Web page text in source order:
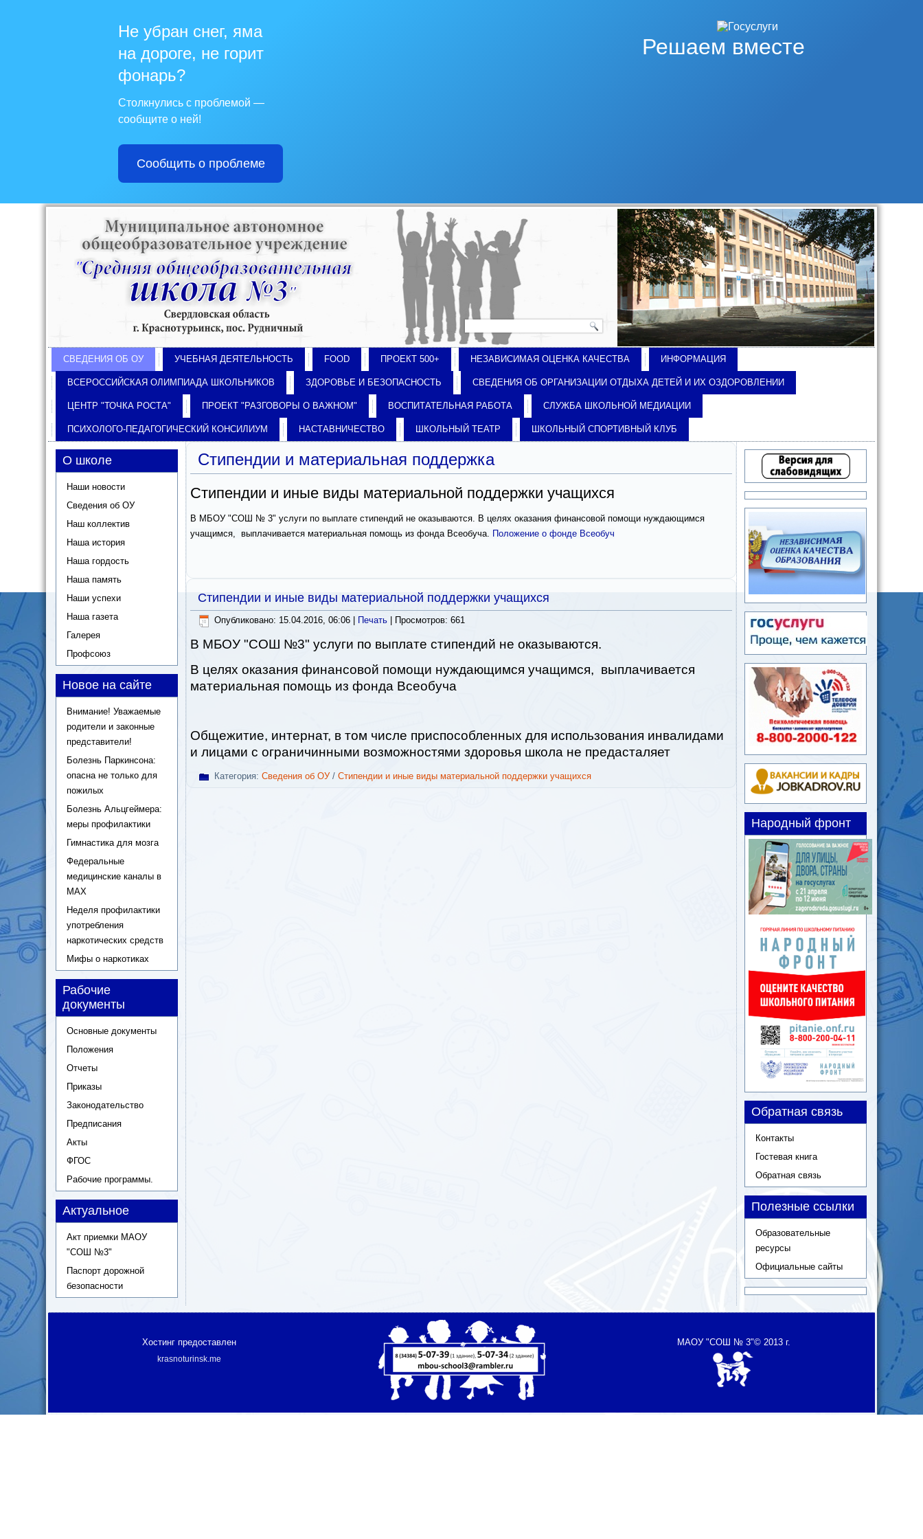
Решаем вместе
Не убран снег, яма
на дороге, не горит
фонарь?
Столкнулись с проблемой —
сообщите о ней!
Сообщить о проблеме
СВЕДЕНИЯ ОБ ОУ УЧЕБНАЯ ДЕЯТЕЛЬНОСТЬ FOOD ПРОЕКТ 500+ НЕЗАВИСИМАЯ ОЦЕНКА КАЧЕСТВА ИНФОРМАЦИЯ
ВСЕРОССИЙСКАЯ ОЛИМПИАДА ШКОЛЬНИКОВ ЗДОРОВЬЕ И БЕЗОПАСНОСТЬ СВЕДЕНИЯ ОБ ОРГАНИЗАЦИИ ОТДЫХА ДЕТЕЙ И ИХ ОЗДОРОВЛЕНИИ
ЦЕНТР "ТОЧКА РОСТА" ПРОЕКТ "РАЗГОВОРЫ О ВАЖНОМ" ВОСПИТАТЕЛЬНАЯ РАБОТА СЛУЖБА ШКОЛЬНОЙ МЕДИАЦИИ
ПСИХОЛОГО-ПЕДАГОГИЧЕСКИЙ КОНСИЛИУМ НАСТАВНИЧЕСТВО ШКОЛЬНЫЙ ТЕАТР ШКОЛЬНЫЙ СПОРТИВНЫЙ КЛУБ
О школе
Наши новости
Сведения об ОУ
Наш коллектив
Наша история
Наша гордость
Наша память
Наши успехи
Наша газета
Галерея
Профсоюз
Новое на сайте
Внимание! Уважаемые
родители и законные
представители!
Болезнь Паркинсона:
опасна не только для
пожилых
Болезнь Альцгеймера:
меры профилактики
Гимнастика для мозга
Федеральные
медицинские каналы в
МАХ
Неделя профилактики
употребления
наркотических средств
Мифы о наркотиках
Рабочие
документы
Основные документы
Положения
Отчеты
Приказы
Законодательство
Предписания
Акты
ФГОС
Рабочие программы.
Актуальное
Акт приемки МАОУ
"СОШ №3"
Паспорт дорожной
безопасности
Стипендии и материальная поддержка
Стипендии и иные виды материальной поддержки учащихся
В МБОУ "СОШ № 3" услуги по выплате стипендий не оказываются. В целях оказания финансовой помощи нуждающимся
учащимся, выплачивается материальная помощь из фонда Всеобуча. Положение о фонде Всеобуч
Стипендии и иные виды материальной поддержки учащихся
Опубликовано: 15.04.2016, 06:06 Печать | Просмотров: 661
В МБОУ "СОШ №3" услуги по выплате стипендий не оказываются.
В целях оказания финансовой помощи нуждающимся учащимся, выплачивается
материальная помощь из фонда Всеобуча
Общежитие, интернат, в том числе приспособленных для использования инвалидами
и лицами с ограничинными возможностями здоровья школа не предасталяет
Категория:Сведения об ОУ/Стипендии и иные виды материальной поддержки учащихся
Народный фронт
Обратная связь
Контакты
Гостевая книга
Обратная связь
Полезные ссылки
Образовательные
ресурсы
Официальные сайты
Хостинг предоставлен
krasnoturinsk.me
МАОУ "СОШ № 3"© 2013 г.